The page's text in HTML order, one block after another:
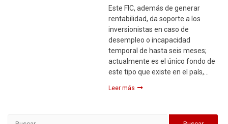
Este FIC, además de generar
rentabilidad, da soporte a los
inversionistas en caso de
desempleo o incapacidad
temporal de hasta seis meses;
actualmente es el único fondo de
este tipo que existe en el país,…
Leer más